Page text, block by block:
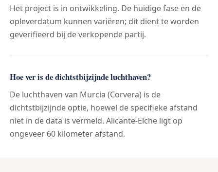
Het project is in ontwikkeling. De huidige fase en de
opleverdatum kunnen variëren; dit dient te worden
geverifieerd bij de verkopende partij.
Hoe ver is de dichtstbijzijnde luchthaven?
De luchthaven van Murcia (Corvera) is de
dichtstbijzijnde optie, hoewel de specifieke afstand
niet in de data is vermeld. Alicante-Elche ligt op
ongeveer 60 kilometer afstand.